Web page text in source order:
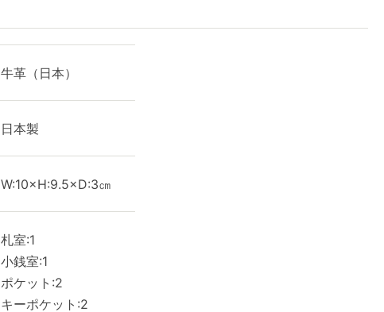
牛革（日本）
日本製
W:10×H:9.5×D:3㎝
札室:1
小銭室:1
ポケット:2
キーポケット:2